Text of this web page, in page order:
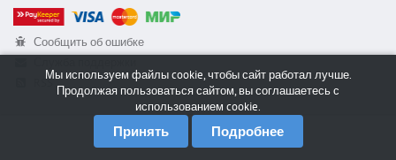
Сообщить об ошибке
RSS
Мы используем файлы cookie, чтобы сайт работал лучше.
Продолжая пользоваться сайтом, вы соглашаетесь с
использованием cookie.
Принять Подробнее